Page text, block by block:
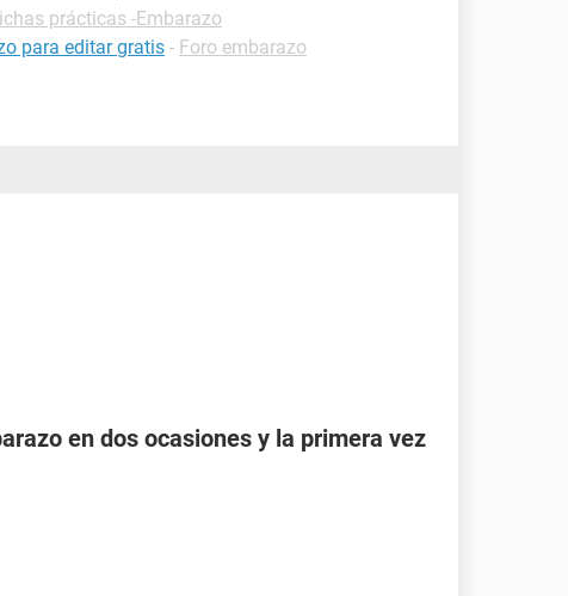
prácticas -Embarazo
para editar gratis - Foro embarazo
en dos ocasiones y la primera vez